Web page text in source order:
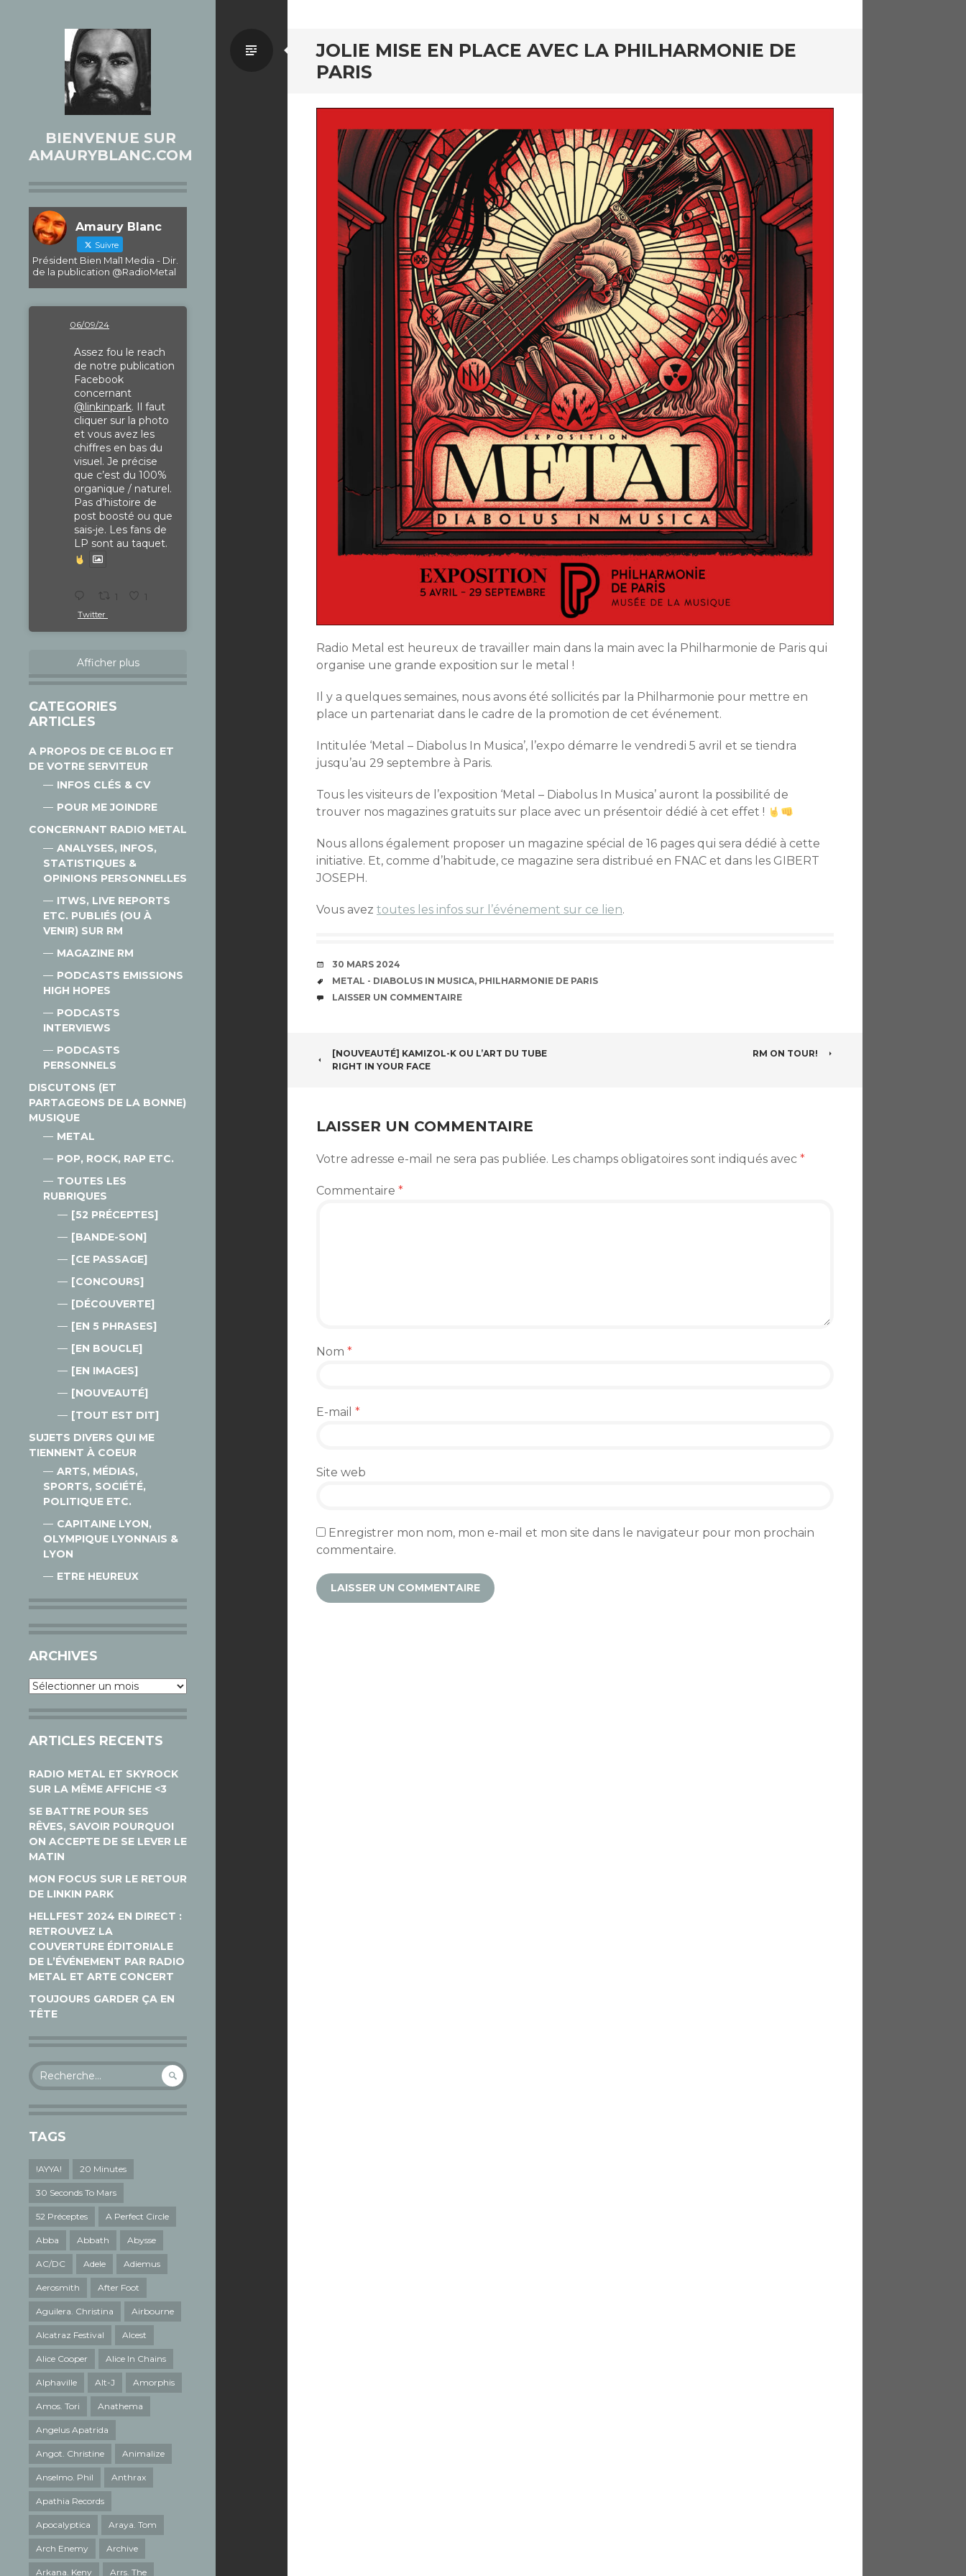
BIENVENUE SUR
AMAURYBLANC.COM
Amaury Blanc
Suivre
Président Bien Mal1 Media - Dir.
de la publication @RadioMetal
06/09/24
Assez fou le reach
de notre publication
Facebook
concernant
@linkinpark. Il faut
cliquer sur la photo
et vous avez les
chiffres en bas du
visuel. Je précise
que c’est du 100%
organique / naturel.
Pas d’histoire de
post boosté ou que
sais-je. Les fans de
LP sont au taquet.
1 1
Twitter
Afficher plus
CATEGORIES
ARTICLES
A PROPOS DE CE BLOG ET
DE VOTRE SERVITEUR
INFOS CLÉS & CV
POUR ME JOINDRE
CONCERNANT RADIO METAL
ANALYSES, INFOS,
STATISTIQUES &
OPINIONS PERSONNELLES
ITWS, LIVE REPORTS
ETC. PUBLIÉS (OU À
VENIR) SUR RM
MAGAZINE RM
PODCASTS EMISSIONS
HIGH HOPES
PODCASTS
INTERVIEWS
PODCASTS
PERSONNELS
DISCUTONS (ET
PARTAGEONS DE LA BONNE)
MUSIQUE
METAL
POP, ROCK, RAP ETC.
TOUTES LES
RUBRIQUES
[52 PRÉCEPTES]
[BANDE-SON]
[CE PASSAGE]
[CONCOURS]
[DÉCOUVERTE]
[EN 5 PHRASES]
[EN BOUCLE]
[EN IMAGES]
[NOUVEAUTÉ]
[TOUT EST DIT]
SUJETS DIVERS QUI ME
TIENNENT À COEUR
ARTS, MÉDIAS,
SPORTS, SOCIÉTÉ,
POLITIQUE ETC.
CAPITAINE LYON,
OLYMPIQUE LYONNAIS &
LYON
ETRE HEUREUX
ARCHIVES
Archives
ARTICLES RECENTS
RADIO METAL ET SKYROCK
SUR LA MÊME AFFICHE <3
SE BATTRE POUR SES
RÊVES, SAVOIR POURQUOI
ON ACCEPTE DE SE LEVER LE
MATIN
MON FOCUS SUR LE RETOUR
DE LINKIN PARK
HELLFEST 2024 EN DIRECT :
RETROUVEZ LA
COUVERTURE ÉDITORIALE
DE L’ÉVÉNEMENT PAR RADIO
METAL ET ARTE CONCERT
TOUJOURS GARDER ÇA EN
TÊTE
Rechercher :
TAGS
!AYYA! 20 Minutes
30 Seconds To Mars
52 Préceptes A Perfect Circle
Abba Abbath Abysse
AC/DC Adele Adiemus
Aerosmith After Foot
Aguilera. Christina Airbourne
Alcatraz Festival Alcest
Alice Cooper Alice In Chains
Alphaville Alt-J Amorphis
Amos. Tori Anathema
Angelus Apatrida
Angot. Christine Animalize
Anselmo. Phil Anthrax
Apathia Records
Apocalyptica Araya. Tom
Arch Enemy Archive
Arkana. Keny Arrs. The
JOLIE MISE EN PLACE AVEC LA PHILHARMONIE DE
PARIS
Par
Radio Metal est heureux de travailler main dans la main avec la Philharmonie de Paris qui
organise une grande exposition sur le metal !
Il y a quelques semaines, nous avons été sollicités par la Philharmonie pour mettre en
place un partenariat dans le cadre de la promotion de cet événement.
Intitulée ‘Metal – Diabolus In Musica’, l’expo démarre le vendredi 5 avril et se tiendra
jusqu’au 29 septembre à Paris.
Tous les visiteurs de l’exposition ‘Metal – Diabolus In Musica’ auront la possibilité de
trouver nos magazines gratuits sur place avec un présentoir dédié à cet effet !
Nous allons également proposer un magazine spécial de 16 pages qui sera dédié à cette
initiative. Et, comme d’habitude, ce magazine sera distribué en FNAC et dans les GIBERT
JOSEPH.
Vous avez toutes les infos sur l’événement sur ce lien.
DATE
30 MARS 2024
ÉTIQUETTES
METAL - DIABOLUS IN MUSICA, PHILHARMONIE DE PARIS
COMMENTAIRES
LAISSER UN COMMENTAIRE
NAVIGATION
ARTICLES
[NOUVEAUTÉ] KAMIZOL-K OU L’ART DU TUBE
RIGHT IN YOUR FACE
RM ON TOUR!
LAISSER UN COMMENTAIRE
Votre adresse e-mail ne sera pas publiée. Les champs obligatoires sont indiqués avec *
Commentaire *
Nom *
E-mail *
Site web
Enregistrer mon nom, mon e-mail et mon site dans le navigateur pour mon prochain
commentaire.